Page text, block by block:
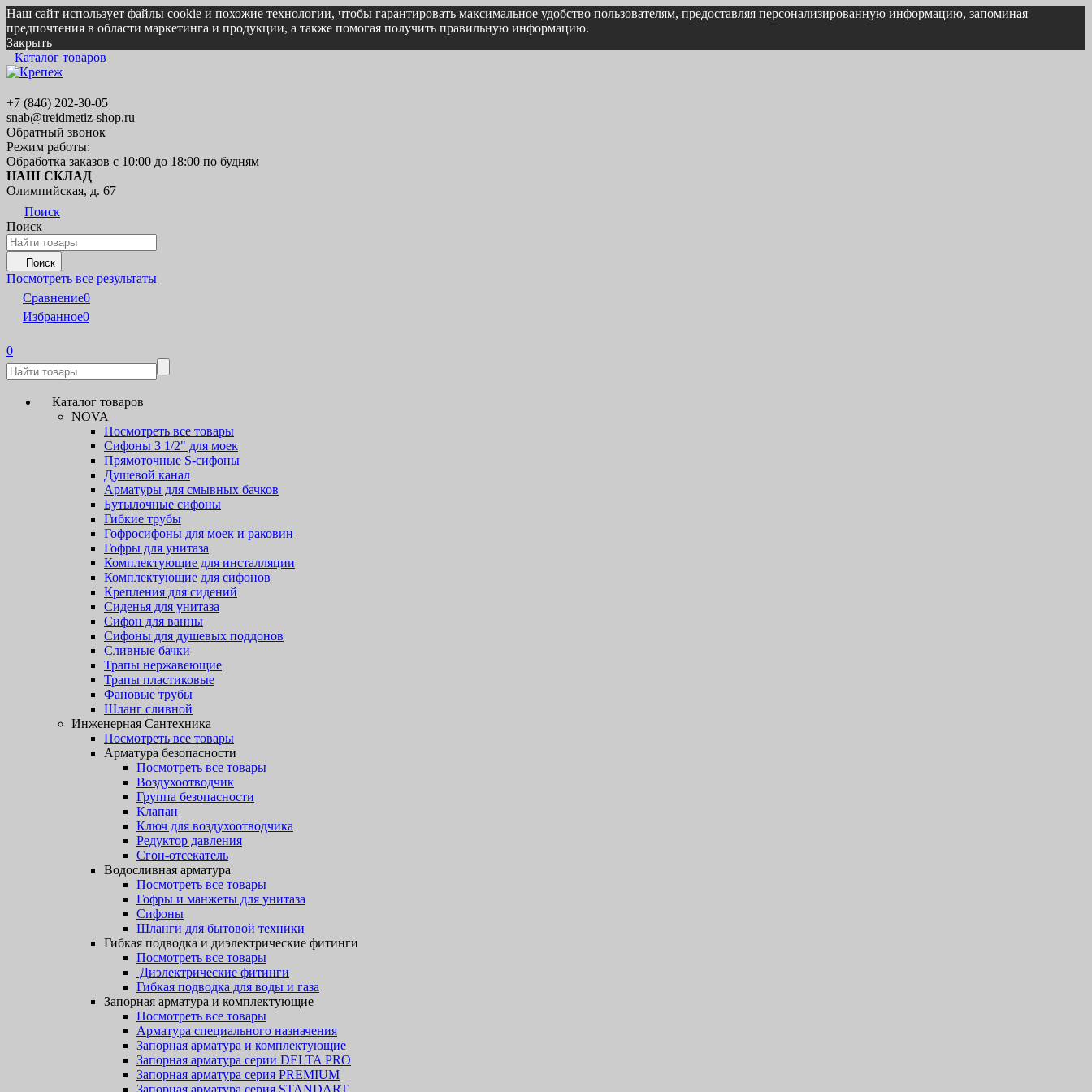
Наш сайт использует файлы cookie и похожие технологии, чтобы гарантировать максимальное удобство пользователям, предоставляя персонализированную информацию, запоминая
предпочтения в области маркетинга и продукции, а также помогая получить правильную информацию.
Закрыть
Каталог товаров
+7 (846) 202-30-05
snab@treidmetiz-shop.ru
Обратный звонок
Режим работы:
Обработка заказов с 10:00 до 18:00 по будням
НАШ СКЛАД
Олимпийская, д. 67
Поиск
Поиск
Поиск
Посмотреть все результаты
Сравнение0
Избранное0
0
Каталог товаров
NOVA
Посмотреть все товары
Сифоны 3 1/2" для моек
Прямоточные S-сифоны
Душевой канал
Арматуры для смывных бачков
Бутылочные сифоны
Гибкие трубы
Гофросифоны для моек и раковин
Гофры для унитаза
Комплектующие для инсталляции
Комплектующие для сифонов
Крепления для сидений
Сиденья для унитаза
Сифон для ванны
Сифоны для душевых поддонов
Сливные бачки
Трапы нержавеющие
Трапы пластиковые
Фановые трубы
Шланг сливной
Инженерная Сантехника
Посмотреть все товары
Арматура безопасности
Посмотреть все товары
Воздухоотводчик
Группа безопасности
Клапан
Ключ для воздухоотводчика
Редуктор давления
Сгон-отсекатель
Водосливная арматура
Посмотреть все товары
Гофры и манжеты для унитаза
Сифоны
Шланги для бытовой техники
Гибкая подводка и диэлектрические фитинги
Посмотреть все товары
Диэлектрические фитинги
Гибкая подводка для воды и газа
Запорная арматура и комплектующие
Посмотреть все товары
Арматура специального назначения
Запорная арматура и комплектующие
Запорная арматура серии DELTA PRO
Запорная арматура серия PREMIUM
Запорная арматура серия STANDART